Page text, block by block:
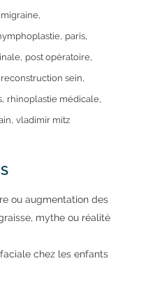
migraine
paris
post opératoire
reconstruction sein
rhinoplastie médicale
vladimir mitz
ou augmentation des
mythe ou réalité
chez les enfants